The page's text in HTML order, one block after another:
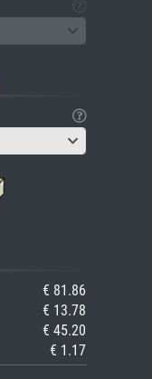
€ 81.86
€ 13.78
€ 45.20
€ 1.17